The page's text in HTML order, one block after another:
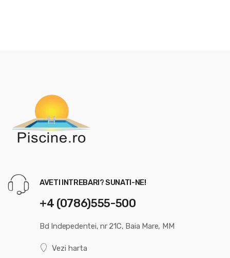
AVETI INTREBARI? SUNATI-NE!
+4 (0786)555-500
Bd Indepedentei, nr 21C, Baia Mare, MM
Vezi harta